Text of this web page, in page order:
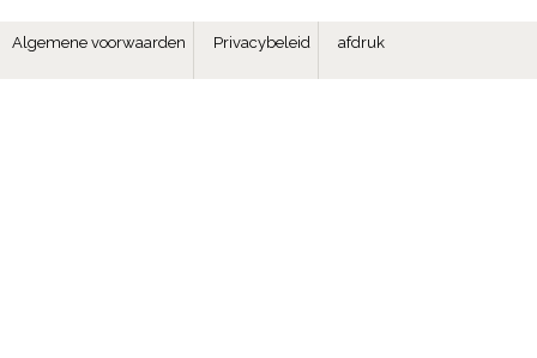
Algemene voorwaarden Privacybeleid afdruk